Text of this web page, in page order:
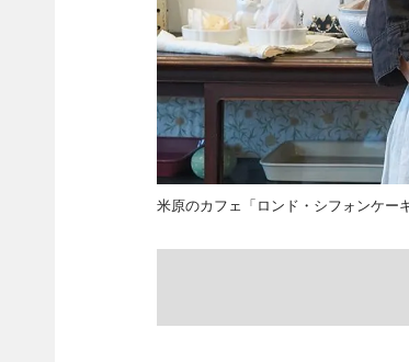
米原のカフェ「ロンド・シフォンケー